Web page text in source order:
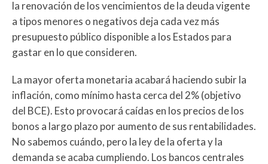
la renovación de los vencimientos de la deuda vigente
a tipos menores o negativos deja cada vez más
presupuesto público disponible a los Estados para
gastar en lo que consideren.
La mayor oferta monetaria acabará haciendo subir la
inflación, como mínimo hasta cerca del 2% (objetivo
del BCE). Esto provocará caídas en los precios de los
bonos a largo plazo por aumento de sus rentabilidades.
No sabemos cuándo, pero la ley de la oferta y la
demanda se acaba cumpliendo. Los bancos centrales